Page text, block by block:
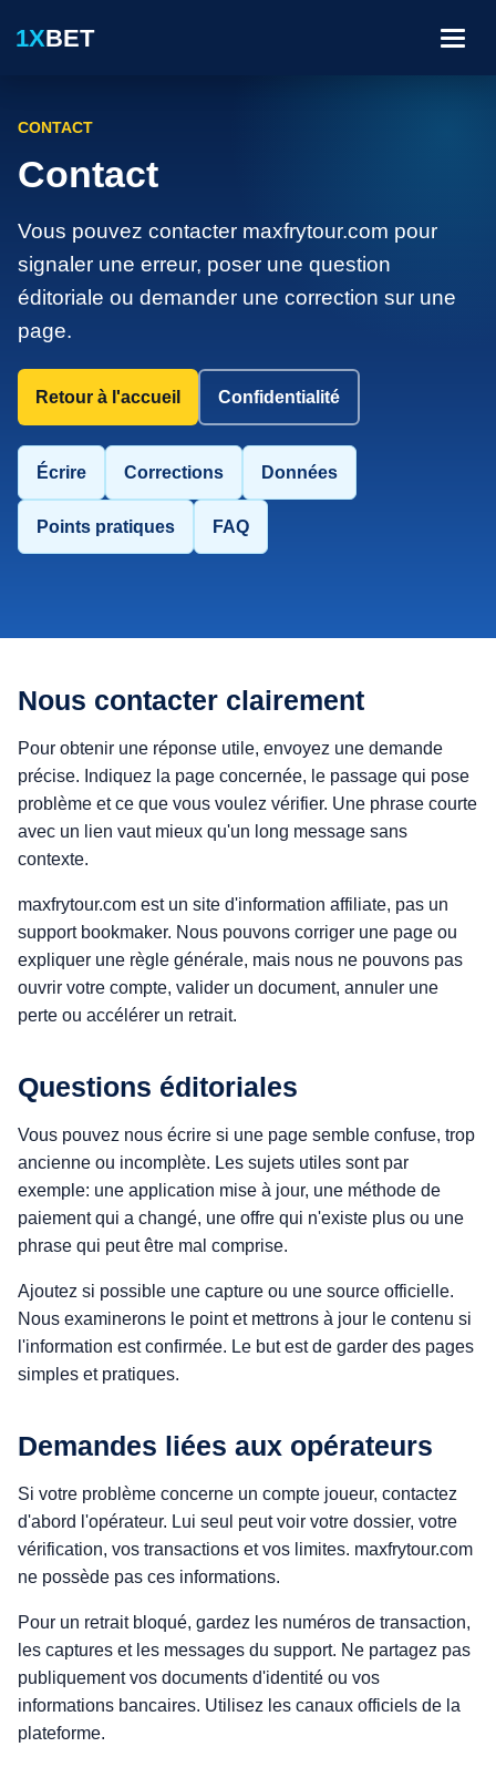
1XBET Menu
CONTACT
Contact
Vous pouvez contacter maxfrytour.com pour
signaler une erreur, poser une question
éditoriale ou demander une correction sur une
page.
Retour à l'accueil Confidentialité
Écrire Corrections Données
Points pratiques FAQ
Nous contacter clairement
Pour obtenir une réponse utile, envoyez une demande
précise. Indiquez la page concernée, le passage qui pose
problème et ce que vous voulez vérifier. Une phrase courte
avec un lien vaut mieux qu'un long message sans
contexte.
maxfrytour.com est un site d'information affiliate, pas un
support bookmaker. Nous pouvons corriger une page ou
expliquer une règle générale, mais nous ne pouvons pas
ouvrir votre compte, valider un document, annuler une
perte ou accélérer un retrait.
Questions éditoriales
Vous pouvez nous écrire si une page semble confuse, trop
ancienne ou incomplète. Les sujets utiles sont par
exemple: une application mise à jour, une méthode de
paiement qui a changé, une offre qui n'existe plus ou une
phrase qui peut être mal comprise.
Ajoutez si possible une capture ou une source officielle.
Nous examinerons le point et mettrons à jour le contenu si
l'information est confirmée. Le but est de garder des pages
simples et pratiques.
Demandes liées aux opérateurs
Si votre problème concerne un compte joueur, contactez
d'abord l'opérateur. Lui seul peut voir votre dossier, votre
vérification, vos transactions et vos limites. maxfrytour.com
ne possède pas ces informations.
Pour un retrait bloqué, gardez les numéros de transaction,
les captures et les messages du support. Ne partagez pas
publiquement vos documents d'identité ou vos
informations bancaires. Utilisez les canaux officiels de la
plateforme.